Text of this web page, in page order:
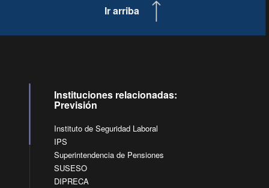
Ir arriba
Instituciones relacionadas:
Previsión
Instituto de Seguridad Laboral
IPS
Superintendencia de Pensiones
SUSESO
DIPRECA